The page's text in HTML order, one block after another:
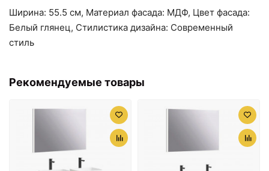
48910 ₽
BA0110K +
4620008197340
49900 ₽
Комплект мебели белый
глянец 65,5 см Aqwella
Barcelona Lux BA0106K +
Ширина: 55.5 см, Материал фасада: МДФ, Цвет фасада:
Белый глянец, Стилистика дизайна: Современный
стиль
Рекомендуемые товары